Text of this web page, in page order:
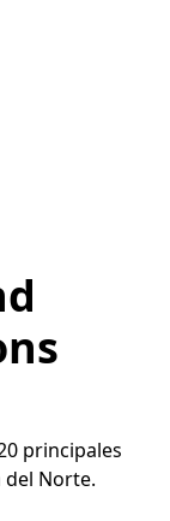
principales
del Norte.